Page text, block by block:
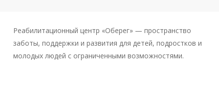
Реабилитационный центр «Оберег» — пространство
заботы, поддержки и развития для детей, подростков и
молодых людей с ограниченными возможностями.